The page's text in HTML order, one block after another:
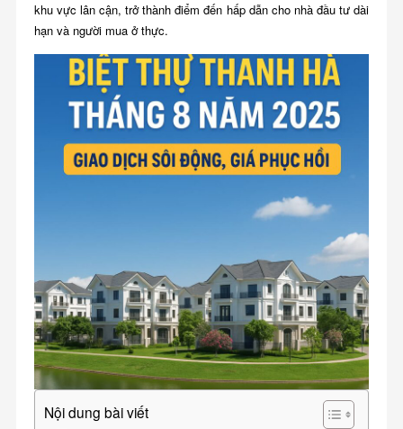
khu vực lân cận, trở thành điểm đến hấp dẫn cho nhà đầu tư dài
hạn và người mua ở thực.
Nội dung bài viết